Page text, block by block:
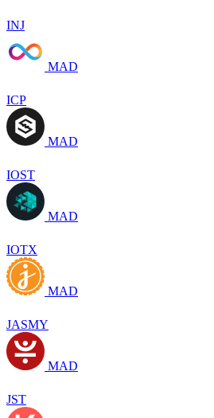
INJ
MAD
ICP
MAD
IOST
MAD
IOTX
MAD
JASMY
MAD
JST